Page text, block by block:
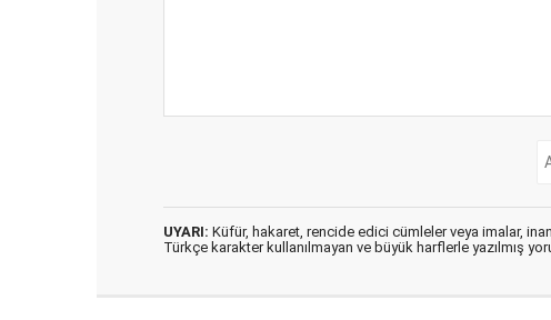
UYARI: Küfür, hakaret, rencide edici cümleler veya imalar,
Türkçe karakter kullanılmayan ve büyük harflerle yazılmış